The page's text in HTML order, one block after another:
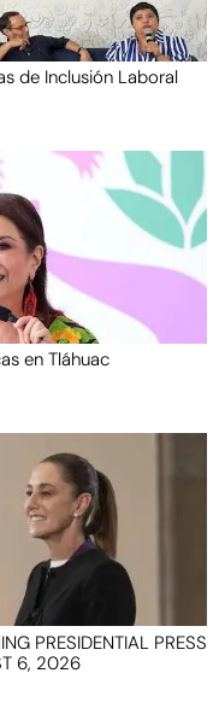
de Inclusión Laboral
en Tláhuac
PRESIDENTIAL PRESS
6, 2026